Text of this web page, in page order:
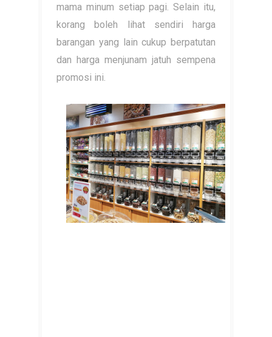
mama minum setiap pagi. Selain itu,
korang boleh lihat sendiri harga
barangan yang lain cukup berpatutan
dan harga menjunam jatuh sempena
promosi ini.